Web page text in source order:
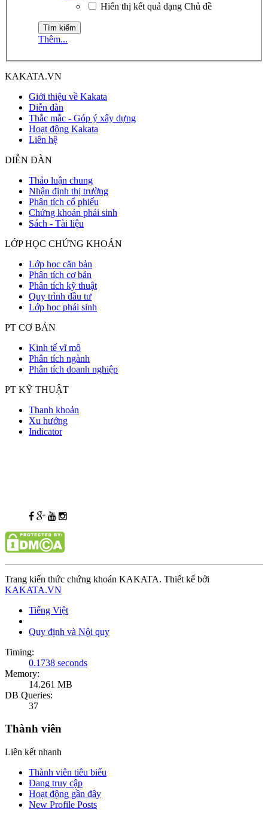
Hiển thị kết quả dạng Chủ đề
Thêm...
KAKATA.VN
Giới thiệu về Kakata
Diễn đàn
Thắc mắc - Góp ý xây dựng
Hoạt động Kakata
Liên hệ
DIỄN ĐÀN
Thảo luận chung
Nhận định thị trường
Phân tích cổ phiếu
Chứng khoán phái sinh
Sách - Tài liệu
LỚP HỌC CHỨNG KHOÁN
Lớp học căn bản
Phân tích cơ bản
Phân tích kỹ thuật
Quy trình đầu tư
Lớp học phái sinh
PT CƠ BẢN
Kinh tế vĩ mô
Phân tích ngành
Phân tích doanh nghiệp
PT KỸ THUẬT
Thanh khoản
Xu hướng
Indicator
Trang kiến thức chứng khoán KAKATA. Thiết kế bởi
KAKATA.VN
Tiếng Việt
Quy định và Nội quy
Timing:
0.1738 seconds
Memory:
14.261 MB
DB Queries:
37
Thành viên
Liên kết nhanh
Thành viên tiêu biểu
Đang truy cập
Hoạt động gần đây
New Profile Posts